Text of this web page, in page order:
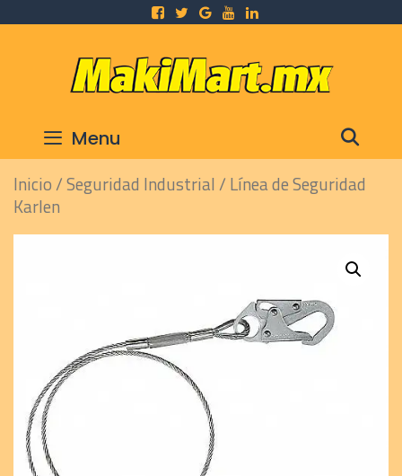
Menu
Inicio/Seguridad Industrial / Línea de Seguridad
Karlen